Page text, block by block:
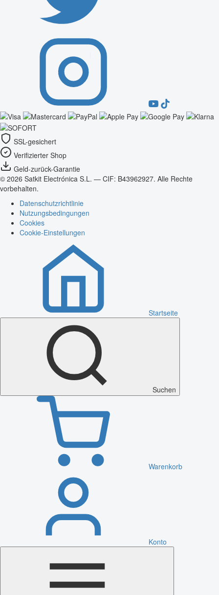
SSL-gesichert
Verifizierter Shop
Geld-zurück-Garantie
© 2026 Satkit Electrónica S.L. — CIF: B43962927. Alle Rechte
vorbehalten.
Datenschutzrichtlinie
Nutzungsbedingungen
Cookies
Cookie-Einstellungen
Startseite
Suchen
Warenkorb
Konto